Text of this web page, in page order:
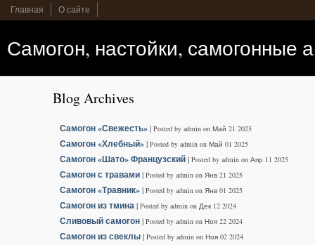
Главная О сайте
Самогон, настойки, самогонные
Blog Archives
Самогон «Свежесть»| Posted by admin on Май 21 2025
Самогон «Хлебный»| Posted by admin on Май 01 2025
Самогон «Шато» Французский| Posted by admin on Апр 11 2025
Самогон с травами| Posted by admin on Янв 21 2025
Самогон «Травник»| Posted by admin on Янв 01 2025
Самогон из тмина| Posted by admin on Дек 12 2024
Сливовый самогон| Posted by admin on Ноя 22 2024
Самогон из свеклы| Posted by admin on Ноя 02 2024